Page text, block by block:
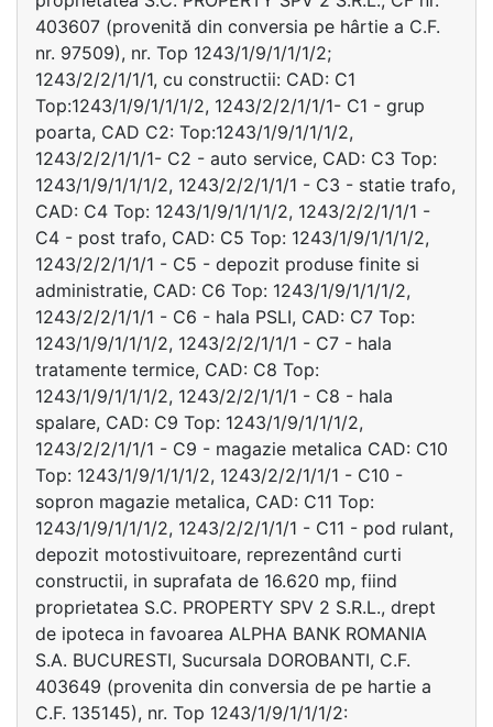
403607 (provenită din conversia pe hârtie a C.F.
nr. 97509), nr. Top 1243/1/9/1/1/1/2;
1243/2/2/1/1/1, cu constructii: CAD: C1
Top:1243/1/9/1/1/1/2, 1243/2/2/1/1/1- C1 - grup
poarta, CAD C2: Top:1243/1/9/1/1/1/2,
1243/2/2/1/1/1- C2 - auto service, CAD: C3 Top:
1243/1/9/1/1/1/2, 1243/2/2/1/1/1 - C3 - statie trafo,
CAD: C4 Top: 1243/1/9/1/1/1/2, 1243/2/2/1/1/1 -
C4 - post trafo, CAD: C5 Top: 1243/1/9/1/1/1/2,
1243/2/2/1/1/1 - C5 - depozit produse finite si
administratie, CAD: C6 Top: 1243/1/9/1/1/1/2,
1243/2/2/1/1/1 - C6 - hala PSLI, CAD: C7 Top:
1243/1/9/1/1/1/2, 1243/2/2/1/1/1 - C7 - hala
tratamente termice, CAD: C8 Top:
1243/1/9/1/1/1/2, 1243/2/2/1/1/1 - C8 - hala
spalare, CAD: C9 Top: 1243/1/9/1/1/1/2,
1243/2/2/1/1/1 - C9 - magazie metalica CAD: C10
Top: 1243/1/9/1/1/1/2, 1243/2/2/1/1/1 - C10 -
sopron magazie metalica, CAD: C11 Top:
1243/1/9/1/1/1/2, 1243/2/2/1/1/1 - C11 - pod rulant,
depozit motostivuitoare, reprezentând curti
constructii, in suprafata de 16.620 mp, fiind
proprietatea S.C. PROPERTY SPV 2 S.R.L., drept
de ipoteca in favoarea ALPHA BANK ROMANIA
S.A. BUCURESTI, Sucursala DOROBANTI, C.F.
403649 (provenita din conversia de pe hartie a
C.F. 135145), nr. Top 1243/1/9/1/1/1/2: